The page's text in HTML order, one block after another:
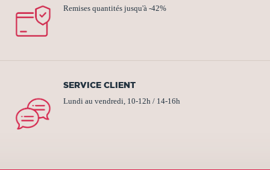
Remises quantités jusqu'à -42%
SERVICE CLIENT
Lundi au vendredi, 10-12h / 14-16h